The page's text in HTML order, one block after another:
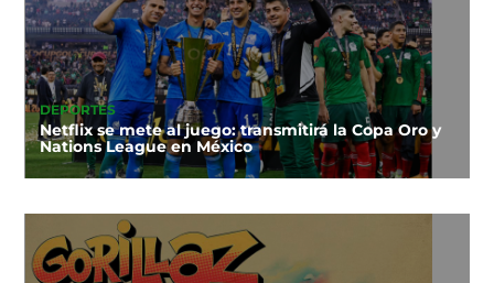
DEPORTES
Netflix se mete al juego: transmitirá la Copa Oro y
Nations League en México